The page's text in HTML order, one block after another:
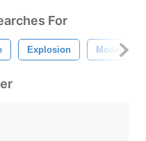
For
Explosion Moderne